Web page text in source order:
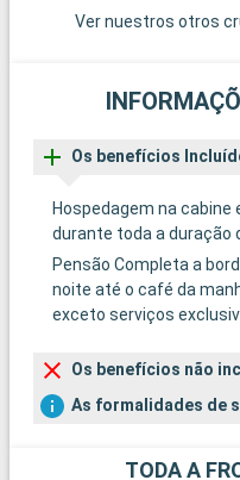
Ver nuestros otros
Os benefícios
Hospedagem na
durante toda a duração
Pensão Completa a
noite até o café da
exceto serviços
Os benefícios não
As formalidades de
TODA A